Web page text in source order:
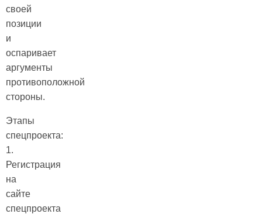
своей
позиции
и
оспаривает
аргументы
противоположной
стороны.
Этапы
спецпроекта:
1.
Регистрация
на
сайте
спецпроекта